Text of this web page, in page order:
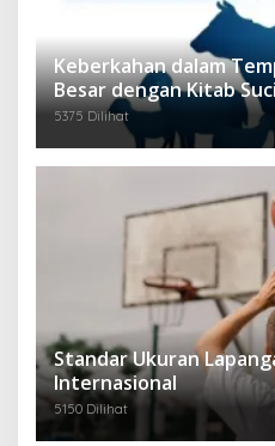
Keberkahan dalam
Besar dengan Kitab
5375 Dilihat
Standar Ukuran
Internasional
5150 Dilihat